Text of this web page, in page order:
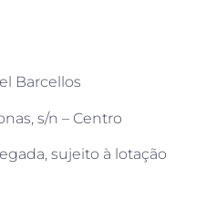
Barcellos
s/n – Centro
sujeito à lotação